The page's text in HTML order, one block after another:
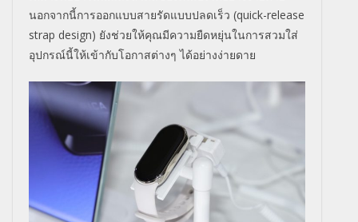
นอกจากนี้การออกแบบสายรัดแบบปลดเร็ว (quick-release
strap design) ยังช่วยให้คุณมีความยืดหยุ่นในการสวมใส่
อุปกรณ์นี้ให้เข้ากับโอกาสต่างๆ ได้อย่างง่ายดาย